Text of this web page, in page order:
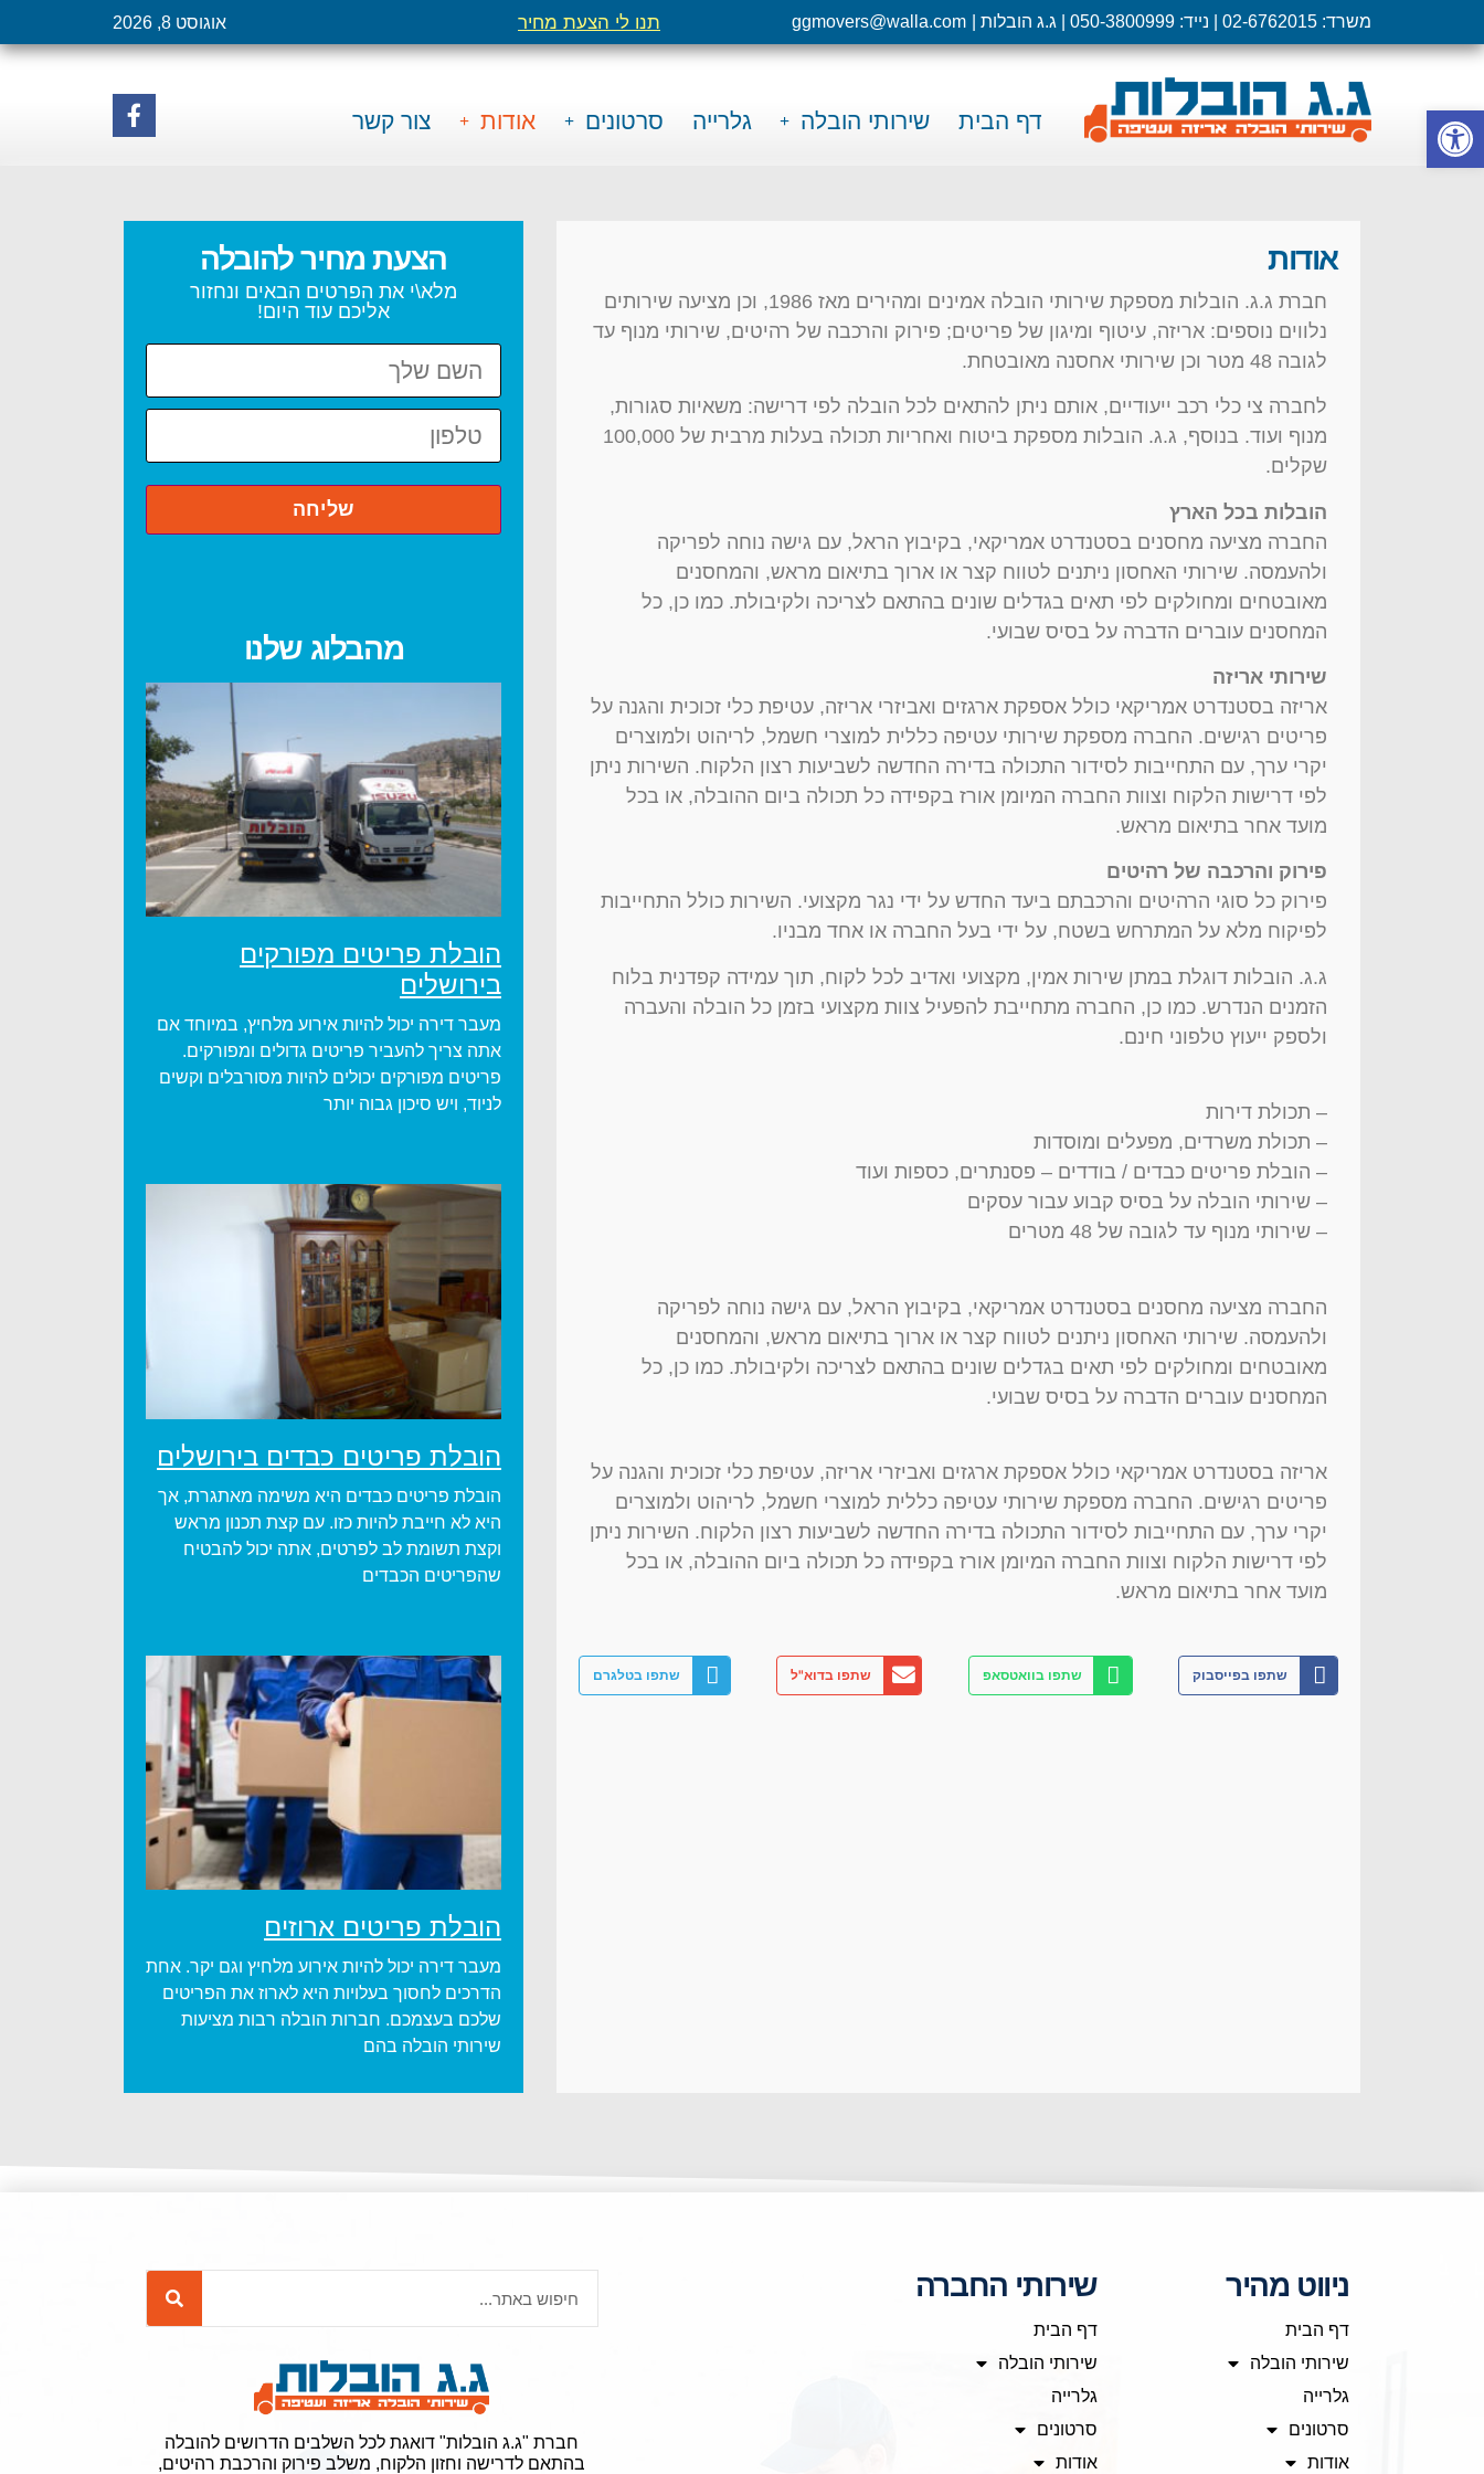
פתח סרגל נגישות
משרד: 02-6762015 | נייד: 050-3800999 | ג.ג הובלות | ggmovers@walla.com תנו לי הצעת מחיר אוגוסט 8, 2026
דף הבית שירותי הובלה גלרייה סרטונים אודות צור קשר
אודות
חברת ג.ג. הובלות מספקת שירותי הובלה אמינים ומהירים מאז 1986, וכן מציעה שירותים
נלווים נוספים: אריזה, עיטוף ומיגון של פריטים; פירוק והרכבה של רהיטים, שירותי מנוף עד
לגובה 48 מטר וכן שירותי אחסנה מאובטחת.
לחברה צי כלי רכב ייעודיים, אותם ניתן להתאים לכל הובלה לפי דרישה: משאיות סגורות,
מנוף ועוד. בנוסף, ג.ג. הובלות מספקת ביטוח ואחריות תכולה בעלות מרבית של 100,000
שקלים.
הובלות בכל הארץ
החברה מציעה מחסנים בסטנדרט אמריקאי, בקיבוץ הראל, עם גישה נוחה לפריקה
ולהעמסה. שירותי האחסון ניתנים לטווח קצר או ארוך בתיאום מראש, והמחסנים
מאובטחים ומחולקים לפי תאים בגדלים שונים בהתאם לצריכה ולקיבולת. כמו כן, כל
המחסנים עוברים הדברה על בסיס שבועי.​
שירותי אריזה
אריזה בסטנדרט אמריקאי כולל אספקת ארגזים ואביזרי אריזה, עטיפת כלי זכוכית והגנה על
פריטים רגישים. החברה מספקת שירותי עטיפה כללית למוצרי חשמל, לריהוט ולמוצרים
יקרי ערך, עם התחייבות לסידור התכולה בדירה החדשה לשביעות רצון הלקוח. השירות ניתן
לפי דרישות הלקוח וצוות החברה המיומן אורז בקפידה כל תכולה ביום ההובלה, או בכל
מועד אחר בתיאום מראש.
פירוק והרכבה של רהיטים
פירוק כל סוגי הרהיטים והרכבתם ביעד החדש על ידי נגר מקצועי. השירות כולל התחייבות
לפיקוח מלא על המתרחש בשטח, על ידי בעל החברה או אחד מבניו.
ג.ג. הובלות דוגלת במתן שירות אמין, מקצועי ואדיב לכל לקוח, תוך עמידה קפדנית בלוח
הזמנים הנדרש. כמו כן, החברה מתחייבת להפעיל צוות מקצועי בזמן כל הובלה והעברה
ולספק ייעוץ טלפוני חינם.
– תכולת דירות
– תכולת משרדים, מפעלים ומוסדות
– הובלת פריטים כבדים / בודדים – פסנתרים, כספות ועוד
– שירותי הובלה על בסיס קבוע עבור עסקים
– שירותי מנוף עד לגובה של 48 מטרים
החברה מציעה מחסנים בסטנדרט אמריקאי, בקיבוץ הראל, עם גישה נוחה לפריקה
ולהעמסה. שירותי האחסון ניתנים לטווח קצר או ארוך בתיאום מראש, והמחסנים
מאובטחים ומחולקים לפי תאים בגדלים שונים בהתאם לצריכה ולקיבולת. כמו כן, כל
המחסנים עוברים הדברה על בסיס שבועי.
אריזה בסטנדרט אמריקאי כולל אספקת ארגזים ואביזרי אריזה, עטיפת כלי זכוכית והגנה על
פריטים רגישים. החברה מספקת שירותי עטיפה כללית למוצרי חשמל, לריהוט ולמוצרים
יקרי ערך, עם התחייבות לסידור התכולה בדירה החדשה לשביעות רצון הלקוח. השירות ניתן
לפי דרישות הלקוח וצוות החברה המיומן אורז בקפידה כל תכולה ביום ההובלה, או בכל
מועד אחר בתיאום מראש.
שתפו בפייסבוק שתפו בוואטסאפ שתפו בדוא"ל שתפו בטלגרם
הצעת מחיר להובלה
מלא\י את הפרטים הבאים ונחזור
אליכם עוד היום!
מהבלוג שלנו
הובלת פריטים מפורקים
בירושלים
מעבר דירה יכול להיות אירוע מלחיץ, במיוחד אם
אתה צריך להעביר פריטים גדולים ומפורקים.
פריטים מפורקים יכולים להיות מסורבלים וקשים
לניוד, ויש סיכון גבוה יותר
הובלת פריטים כבדים בירושלים
הובלת פריטים כבדים היא משימה מאתגרת, אך
היא לא חייבת להיות כזו. עם קצת תכנון מראש
וקצת תשומת לב לפרטים, אתה יכול להבטיח
שהפריטים הכבדים
הובלת פריטים ארוזים
מעבר דירה יכול להיות אירוע מלחיץ וגם יקר. אחת
הדרכים לחסוך בעלויות היא לארוז את הפריטים
שלכם בעצמכם. חברות הובלה רבות מציעות
שירותי הובלה בהם
ניווט מהיר
דף הבית
שירותי הובלה
גלרייה
סרטונים
אודות
שירותי החברה
דף הבית
שירותי הובלה
גלרייה
סרטונים
אודות
חברת "ג.ג הובלות" דואגת לכל השלבים הדרושים להובלה
בהתאם לדרישה וחזון הלקוח, משלב פירוק והרכבת רהיטים,